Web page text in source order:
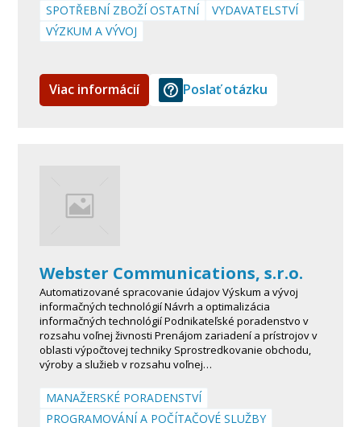
SPOTŘEBNÍ ZBOŽÍ OSTATNÍ
VYDAVATELSTVÍ
VÝZKUM A VÝVOJ
Viac informácií Poslať otázku
Webster Communications, s.r.o.
Automatizované spracovanie údajov Výskum a vývoj
informačných technológií Návrh a optimalizácia
informačných technológií Podnikateľské poradenstvo v
rozsahu voľnej živnosti Prenájom zariadení a prístrojov v
oblasti výpočtovej techniky Sprostredkovanie obchodu,
výroby a služieb v rozsahu voľnej…
MANAŽERSKÉ PORADENSTVÍ
PROGRAMOVÁNÍ A POČÍTAČOVÉ SLUŽBY